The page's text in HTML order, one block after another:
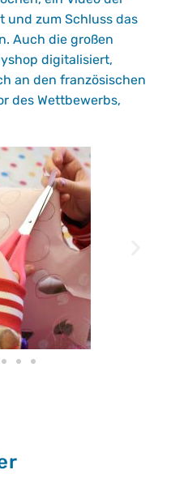
und zum Schluss das
Auch die großen
digitalisiert,
an den französischen
des Wettbewerbs,